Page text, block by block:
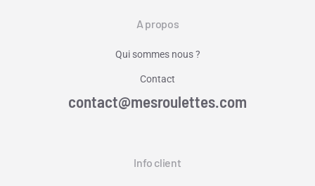
A propos
Qui sommes nous ?
Contact
contact@mesroulettes.com
Info client